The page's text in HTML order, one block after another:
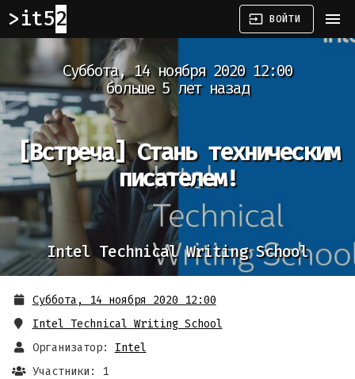
it52 input ВОЙТИ menu
Суббота, 14 ноября 2020 12:00
больше 5 лет назад
[Встреча] Стань техническим
писателем!
Intel Technical Writing School
Суббота, 14 ноября 2020 12:00
Intel Technical Writing School
Организатор:
Intel
Участники: 1